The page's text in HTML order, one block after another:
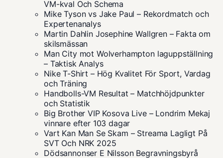
VM-kval Och Schema
Mike Tyson vs Jake Paul – Rekordmatch och
Expertenanalys
Martin Dahlin Josephine Wallgren – Fakta om
skilsmässan
Man City mot Wolverhampton laguppställning
– Taktisk Analys
Nike T-Shirt – Hög Kvalitet För Sport, Vardag
och Träning
Handbolls-VM Resultat – Matchhöjdpunkter
och Statistik
Big Brother VIP Kosova Live – Londrim Mekaj
vinnare efter 103 dagar
Vart Kan Man Se Skam – Streama Lagligt På
SVT Och NRK 2025
Dödsannonser E Nilsson Begravningsbyrå